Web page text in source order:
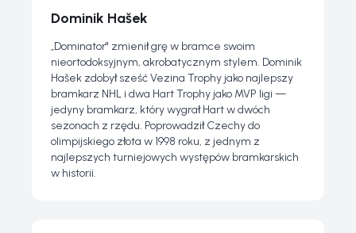
Dominik Hašek
„Dominator" zmienił grę w bramce swoim
nieortodoksyjnym, akrobatycznym stylem. Dominik
Hašek zdobył sześć Vezina Trophy jako najlepszy
bramkarz NHL i dwa Hart Trophy jako MVP ligi —
jedyny bramkarz, który wygrał Hart w dwóch
sezonach z rzędu. Poprowadził Czechy do
olimpijskiego złota w 1998 roku, z jednym z
najlepszych turniejowych występów bramkarskich
w historii.